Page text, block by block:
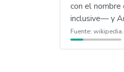
con el
inclusive— y
Fuente: